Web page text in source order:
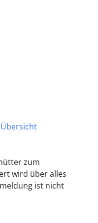
zum
wird über alles
ist nicht